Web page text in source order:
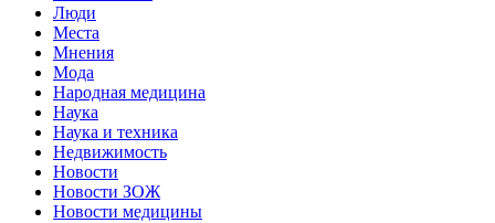
Люди
Места
Мнения
Мода
Народная медицина
Наука
Наука и техника
Недвижимость
Новости
Новости ЗОЖ
Новости медицины